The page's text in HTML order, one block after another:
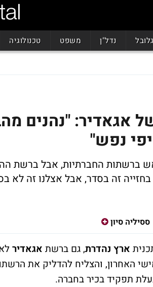
גלובל נדל"ן משפט טכנולוגיה
אגאדיר: "נהנים
נפש"
ברשתות החברתיות, אבל ברשת
זה בסדר, אבל אצלנו זה לא
ססיליה סיון
ארץ נהדרת, גם ברשת אגאדיר
האחרון, והצליח להדליק את
תפקיד בכיר בחברה.